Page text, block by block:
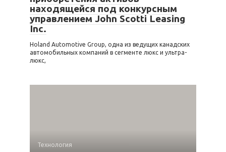
находящейся под конкурсным
управлением John Scotti Leasing
Inc.
Holand Automotive Group, одна из ведущих канадских
автомобильных компаний в сегменте люкс и ультра-
люкс,
Технология